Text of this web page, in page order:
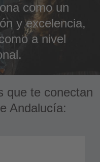
como un
y excelencia,
a nivel
que te conectan
Andalucía: